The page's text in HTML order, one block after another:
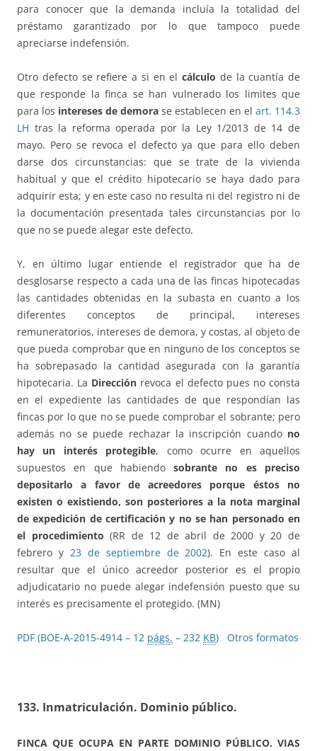
para conocer que la demanda incluía la totalidad del
préstamo garantizado por lo que tampoco puede
apreciarse indefensión.
Otro defecto se refiere a si en el cálculo de la cuantía de
que responde la finca se han vulnerado los limites que
para los intereses de demora se establecen en el art. 114.3
LH tras la reforma operada por la Ley 1/2013 de 14 de
mayo. Pero se revoca el defecto ya que para ello deben
darse dos circunstancias: que se trate de la vivienda
habitual y que el crédito hipotecario se haya dado para
adquirir esta; y en este caso no resulta ni del registro ni de
la documentación presentada tales circunstancias por lo
que no se puede alegar este defecto.
Y, en último lugar entiende el registrador que ha de
desglosarse respecto a cada una de las fincas hipotecadas
las cantidades obtenidas en la subasta en cuanto a los
diferentes conceptos de principal, intereses
remuneratorios, intereses de demora, y costas, al objeto de
que pueda comprobar que en ninguno de los conceptos se
ha sobrepasado la cantidad asegurada con la garantía
hipotecaria. La Dirección revoca el defecto pues no consta
en el expediente las cantidades de que respondían las
fincas por lo que no se puede comprobar el sobrante; pero
además no se puede rechazar la inscripción cuando no
hay un interés protegible, como ocurre en aquellos
supuestos en que habiendosobrante no es preciso
depositarlo a favor de acreedores porque éstos no
existen o existiendo, son posteriores a la nota marginal
de expedición de certificación y no se han personado en
el procedimiento (RR de 12 de abril de 2000 y 20 de
febrero y 23 de septiembre de 2002). En este caso al
resultar que el único acreedor posterior es el propio
adjudicatario no puede alegar indefensión puesto que su
interés es precisamente el protegido. (MN)
PDF (BOE-A-2015-4914 – 12 págs. – 232 KB) Otros formatos
133. Inmatriculación. Dominio público.
FINCA QUE OCUPA EN PARTE DOMINIO PÚBLICO. VIAS